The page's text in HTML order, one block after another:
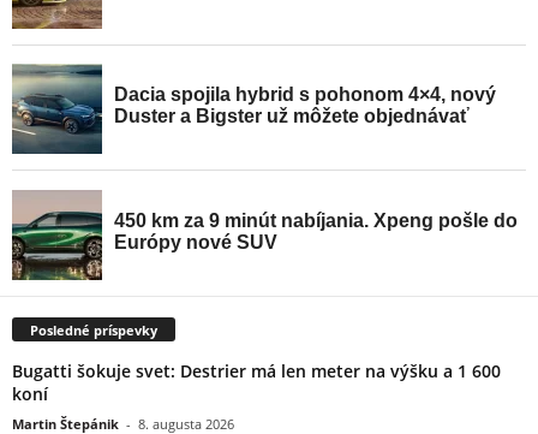
Posledné príspevky
Bugatti šokuje svet: Destrier má len meter na výšku a 1 600
koní
Martin Štepánik - 8. augusta 2026